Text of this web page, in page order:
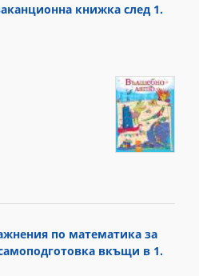
книжка след 1.
по математика за
вкъщи в 1.